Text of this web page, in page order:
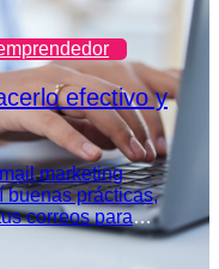
efectivo y
marketing
buenas prácticas,
correos para